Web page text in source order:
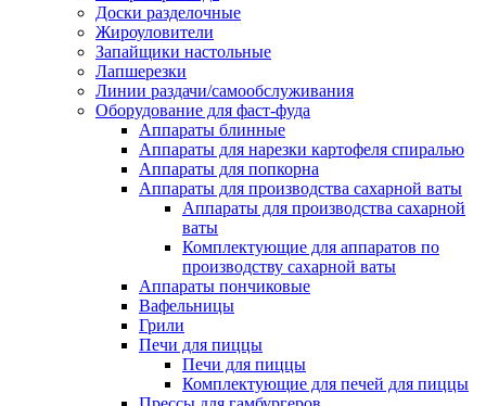
Доски разделочные
Жироуловители
Запайщики настольные
Лапшерезки
Линии раздачи/самообслуживания
Оборудование для фаст-фуда
Аппараты блинные
Аппараты для нарезки картофеля спиралью
Аппараты для попкорна
Аппараты для производства сахарной ваты
Аппараты для производства сахарной
ваты
Комплектующие для аппаратов по
производству сахарной ваты
Аппараты пончиковые
Вафельницы
Грили
Печи для пиццы
Печи для пиццы
Комплектующие для печей для пиццы